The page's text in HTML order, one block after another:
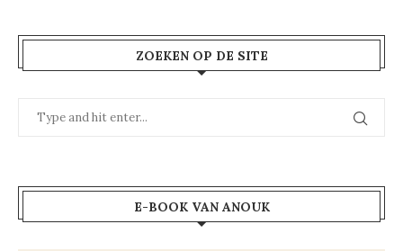
ZOEKEN OP DE SITE
E-BOOK VAN ANOUK